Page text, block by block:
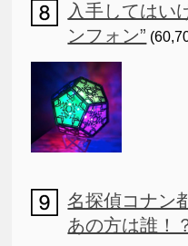
入手してはい
ンフォン”
名探偵コナン
あの方は誰！